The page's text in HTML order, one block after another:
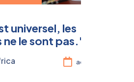
universel, les
le sont pas."
août 11, 2025